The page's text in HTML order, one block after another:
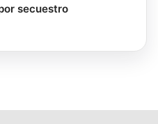
secuestro